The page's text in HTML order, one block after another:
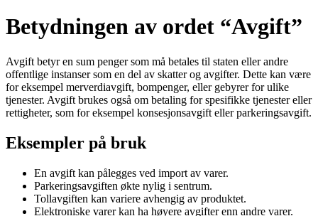
Betydningen av ordet “Avgift”
Avgift betyr en sum penger som må betales til staten eller andre
offentlige instanser som en del av skatter og avgifter. Dette kan være
for eksempel merverdiavgift, bompenger, eller gebyrer for ulike
tjenester. Avgift brukes også om betaling for spesifikke tjenester eller
rettigheter, som for eksempel konsesjonsavgift eller parkeringsavgift.
Eksempler på bruk
En avgift kan pålegges ved import av varer.
Parkeringsavgiften økte nylig i sentrum.
Tollavgiften kan variere avhengig av produktet.
Elektroniske varer kan ha høyere avgifter enn andre varer.